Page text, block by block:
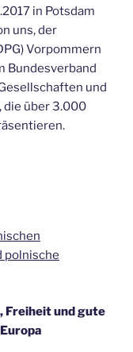
in Potsdam
uns, der
Vorpommern
Bundesverband
und
die über 3.000
polnische
Freiheit und gute